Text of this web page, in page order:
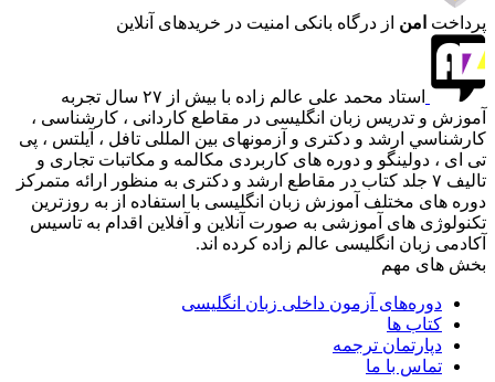
پرداخت امن از درگاه بانکی امنیت در خریدهای آنلاین
استاد محمد علی عالم زاده با بيش از ٢٧ سال تجربه
آموزش و تدریس زبان انگلیسی در مقاطع كاردانی ، كارشناسی ،
كارشناسي ارشد و دكتری و آزمونهای بین المللی تافل ، آيلتس ، پی
تی ای ، دولینگو و دوره های كاربردی مكالمه و مكاتبات تجاری و
تاليف ٧ جلد كتاب در مقاطع ارشد و دكتری به منظور ارائه متمركز
دوره های مختلف آموزش زبان انگليسی با استفاده از به روزترين
تكنولوژی های آموزشی به صورت آنلاین و آفلاین اقدام به تاسیس
آکادمی زبان انگلیسی عالم زاده كرده اند.
بخش های مهم
دوره‌های آزمون داخلی زبان انگلیسی
کتاب ها
دپارتمان ترجمه
تماس با ما